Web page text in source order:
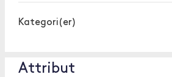
Kategori(er)
Attribut